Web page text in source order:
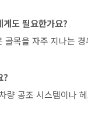
도 필요한가요?
목을 자주 지나는
?
량 공조 시스템이나